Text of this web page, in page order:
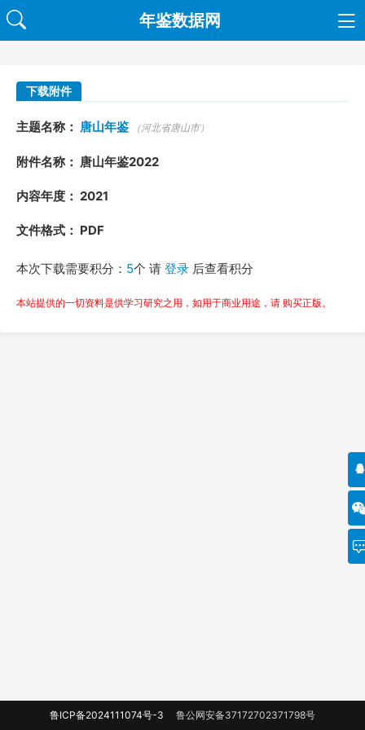
年鉴数据网
下载附件
主题名称： 唐山年鉴 （河北省唐山市）
附件名称： 唐山年鉴2022
内容年度： 2021
文件格式： PDF
本次下载需要积分： 5个 请 登录 后查看积分
本站提供的一切资料是供学习研究之用，如用于商业用途，请 购买正版。
鲁ICP备2024111074号-3 鲁公网安备37172702371798号